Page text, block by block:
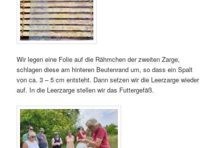
Wir legen eine Folie auf die Rähmchen der zweiten Zarge,
schlagen diese am hinteren Beutenrand um, so dass ein Spalt
von ca. 3 – 5 cm entsteht. Dann setzen wir die Leerzarge wieder
auf. In die Leerzarge stellen wir das Futtergefäß.